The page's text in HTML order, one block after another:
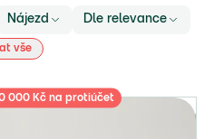
Nájezd Dle relevance
vše
000 Kč na protiúčet